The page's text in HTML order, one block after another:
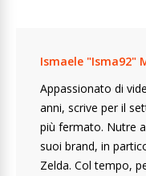
Ismaele "Isma92"
Appassionato di
anni, scrive per il
più fermato. Nutre
suoi brand, in
Zelda. Col tempo,